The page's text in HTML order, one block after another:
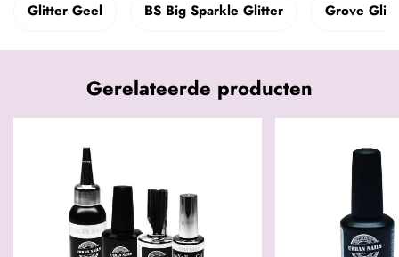
Glitter Geel BS Big Sparkle Glitter Grove
Gerelateerde producten